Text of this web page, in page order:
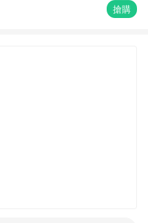
搶購